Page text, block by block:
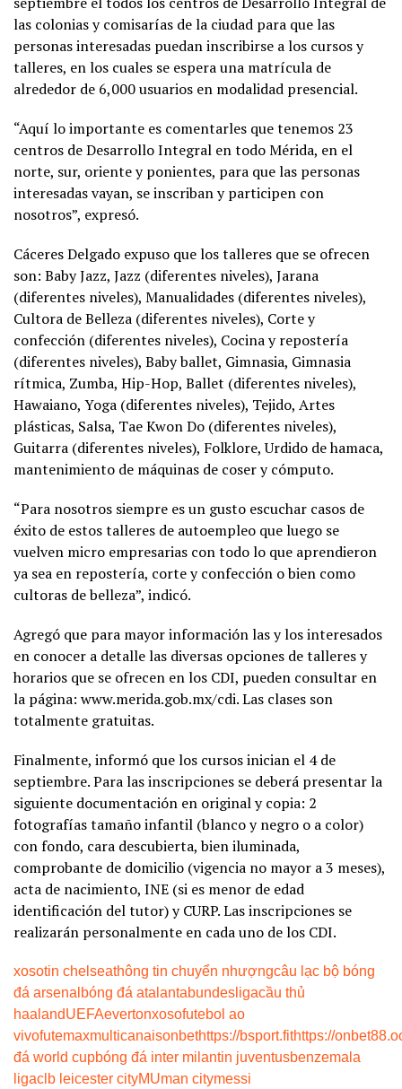
las colonias y comisarías de la ciudad para que las
personas interesadas puedan inscribirse a los cursos y
talleres, en los cuales se espera una matrícula de
alrededor de 6,000 usuarios en modalidad presencial.
“Aquí lo importante es comentarles que tenemos 23
centros de Desarrollo Integral en todo Mérida, en el
norte, sur, oriente y ponientes, para que las personas
interesadas vayan, se inscriban y participen con
nosotros”, expresó.
Cáceres Delgado expuso que los talleres que se ofrecen
son: Baby Jazz, Jazz (diferentes niveles), Jarana
(diferentes niveles), Manualidades (diferentes niveles),
Cultora de Belleza (diferentes niveles), Corte y
confección (diferentes niveles), Cocina y repostería
(diferentes niveles), Baby ballet, Gimnasia, Gimnasia
rítmica, Zumba, Hip-Hop, Ballet (diferentes niveles),
Hawaiano, Yoga (diferentes niveles), Tejido, Artes
plásticas, Salsa, Tae Kwon Do (diferentes niveles),
Guitarra (diferentes niveles), Folklore, Urdido de hamaca,
mantenimiento de máquinas de coser y cómputo.
“Para nosotros siempre es un gusto escuchar casos de
éxito de estos talleres de autoempleo que luego se
vuelven micro empresarias con todo lo que aprendieron
ya sea en repostería, corte y confección o bien como
cultoras de belleza”, indicó.
Agregó que para mayor información las y los interesados
en conocer a detalle las diversas opciones de talleres y
horarios que se ofrecen en los CDI, pueden consultar en
la página: www.merida.gob.mx/cdi. Las clases son
totalmente gratuitas.
Finalmente, informó que los cursos inician el 4 de
septiembre. Para las inscripciones se deberá presentar la
siguiente documentación en original y copia: 2
fotografías tamaño infantil (blanco y negro o a color)
con fondo, cara descubierta, bien iluminada,
comprobante de domicilio (vigencia no mayor a 3 meses),
acta de nacimiento, INE (si es menor de edad
identificación del tutor) y CURP. Las inscripciones se
realizarán personalmente en cada uno de los CDI.
xosotin chelseathông tin chuyển nhượngcâu lạc bộ bóng
đá arsenal bóng đá atalantabundesligacầu thủ
haalandUEFAevertonxosofutebol ao
vivofutemaxmulticanaisonbethttps://bsport.fithttps://
đá world cupbóng đá inter milantin juventusbenzema la
ligaclb leicester cityMUman citymessi